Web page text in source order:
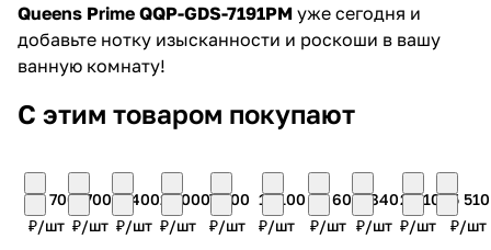
Queens Prime QQP-GDS-7191PM уже сегодня и
добавьте нотку изысканности и роскоши в вашу
ванную комнату!
С этим товаром покупают
13 700
₽/шт
7 700
₽/шт
8 400
₽/шт
21 000
₽/шт
7 300
₽/шт
17 100
₽/шт
10 600
₽/шт
5 840
₽/шт
20 100
₽/шт
5 510
₽/шт